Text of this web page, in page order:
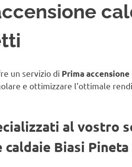
un servizio di Prima
e ottimizzare l’ottimale
al vostro
caldaie Biasi